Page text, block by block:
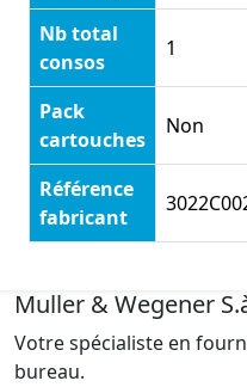
Nb total
consos
1
Pack
cartouches
Non
Référence
fabricant
Muller & Wegener
Votre spécialiste en
bureau.